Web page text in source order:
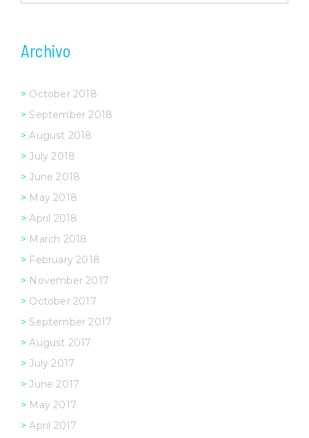
Archivo
October 2018
September 2018
August 2018
July 2018
June 2018
May 2018
April 2018
March 2018
February 2018
November 2017
October 2017
September 2017
August 2017
July 2017
June 2017
May 2017
April 2017